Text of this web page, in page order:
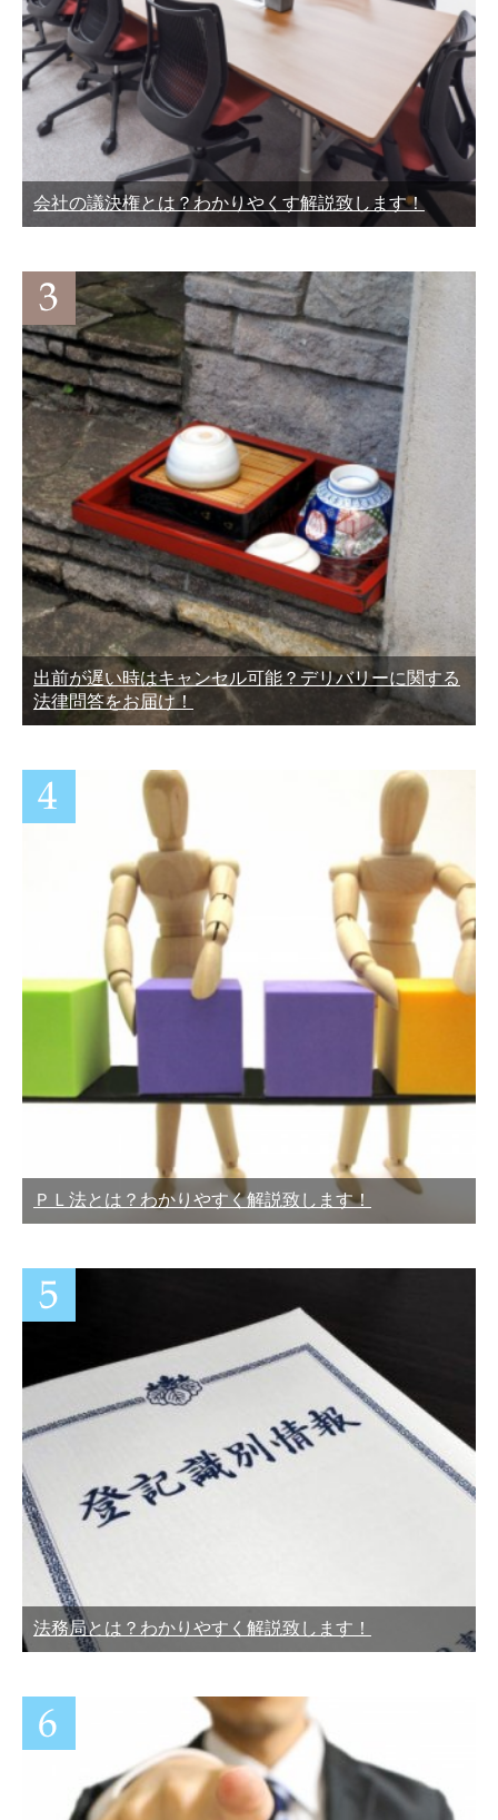
会社の議決権とは？わかりやくす解説致します！
出前が遅い時はキャンセル可能？デリバリーに関する
法律問答をお届け！
ＰＬ法とは？わかりやすく解説致します！
法務局とは？わかりやすく解説致します！